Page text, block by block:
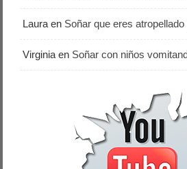
Laura en Soñar que eres
Virginia en Soñar con niños